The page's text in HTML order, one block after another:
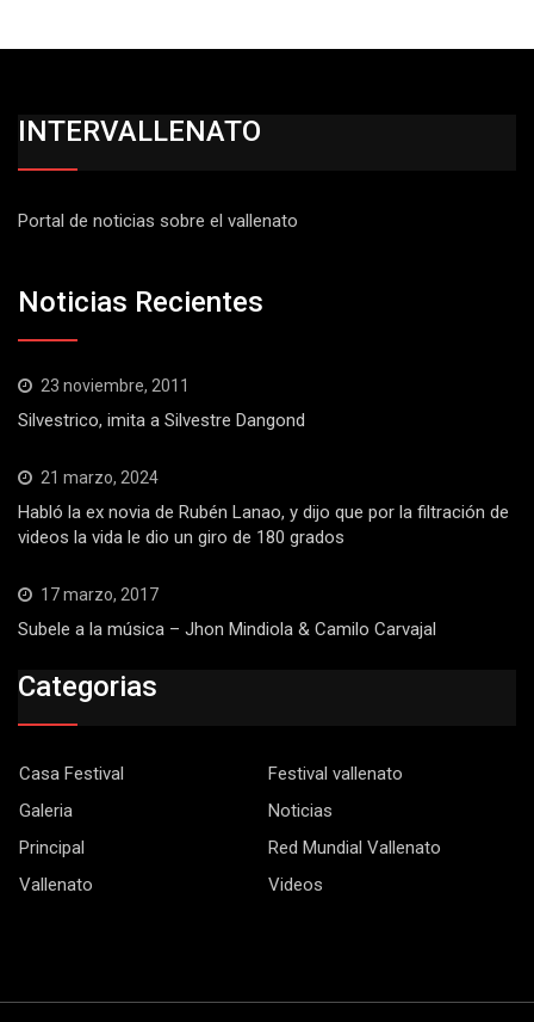
INTERVALLENATO
Portal de noticias sobre el vallenato
Noticias Recientes
23 noviembre, 2011
Silvestrico, imita a Silvestre Dangond
21 marzo, 2024
Habló la ex novia de Rubén Lanao, y dijo que por la filtración de
videos la vida le dio un giro de 180 grados
17 marzo, 2017
Subele a la música – Jhon Mindiola & Camilo Carvajal
Categorias
Casa Festival
Festival vallenato
Galeria
Noticias
Principal
Red Mundial Vallenato
Vallenato
Videos